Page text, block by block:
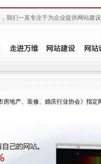
我们一直专注于为企业提供网站建
房地产、装修、婚庆行业协会》指定